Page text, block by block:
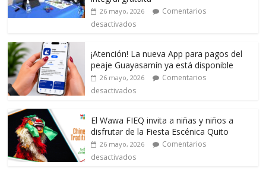
26 mayo, 2026
Comentarios
desactivados
¡Atención! La nueva App para pagos del
peaje Guayasamín ya está disponible
26 mayo, 2026
Comentarios
desactivados
El Wawa FIEQ invita a niñas y niños a
disfrutar de la Fiesta Escénica Quito
26 mayo, 2026
Comentarios
desactivados